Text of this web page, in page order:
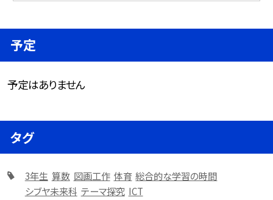
予定
予定はありません
タグ
3年生 算数 図画工作 体育 総合的な学習の時間
シブヤ未来科 テーマ探究 ICT